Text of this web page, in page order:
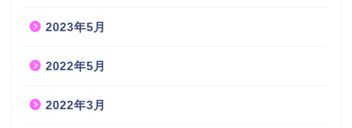
2023年5月
2022年5月
2022年3月